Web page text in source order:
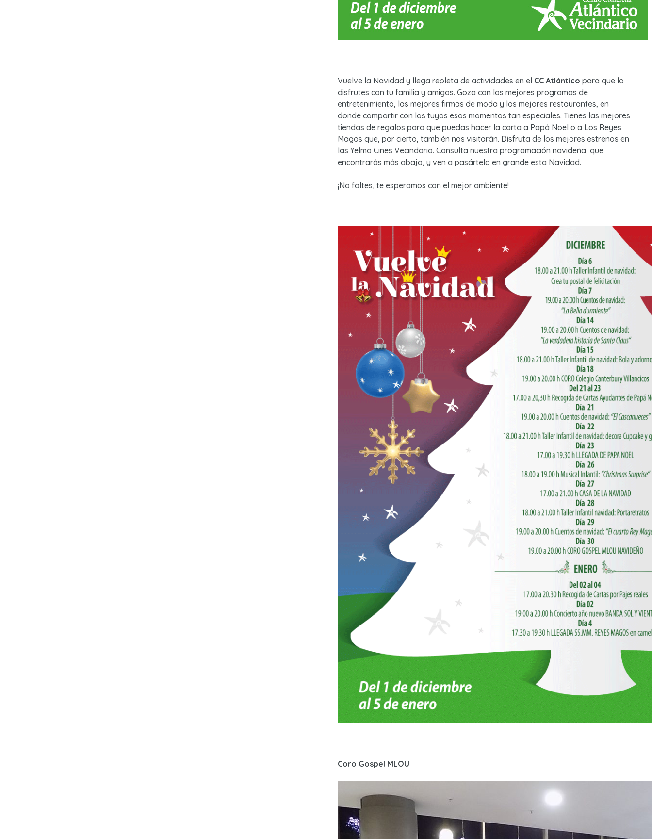
Vuelve la Navidad y llega repleta de actividades en el CC Atlántico para que lo
disfrutes con tu familia y amigos. Goza con los mejores programas de
entretenimiento, las mejores firmas de moda y los mejores restaurantes, en
donde compartir con los tuyos esos momentos tan especiales. Tienes las mejores
tiendas de regalos para que puedas hacer la carta a Papá Noel o a Los Reyes
Magos que, por cierto, también nos visitarán. Disfruta de los mejores estrenos en
las Yelmo Cines Vecindario. Consulta nuestra programación navideña, que
encontrarás más abajo, y ven a pasártelo en grande esta Navidad.
¡No faltes, te esperamos con el mejor ambiente!
Coro Gospel MLOU